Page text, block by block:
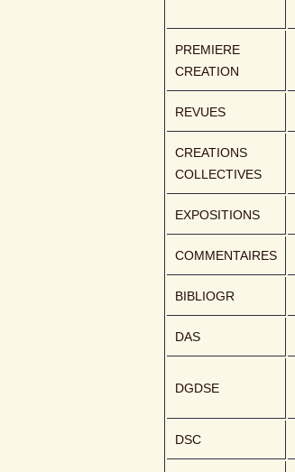
PREMIERE
CREATION
REVUES
CREATIONS
COLLECTIVES
EXPOSITIONS
COMMENTAIRES
BIBLIOGR
DAS
DGDSE
DSC